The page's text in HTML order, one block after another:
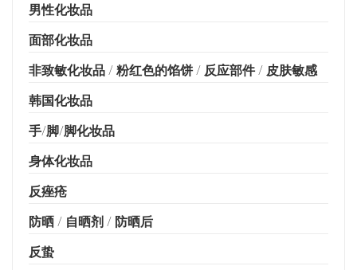
男性化妆品
面部化妆品
非致敏化妆品 / 粉红色的馅饼 / 反应部件 / 皮肤敏感
韩国化妆品
手/脚/脚化妆品
身体化妆品
反痤疮
防晒 / 自晒剂 / 防晒后
反蛰